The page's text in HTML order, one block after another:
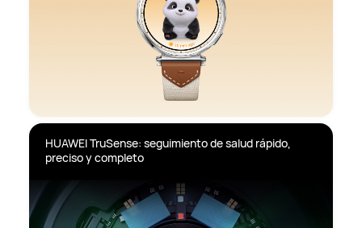
HUAWEI TruSense: seguimiento de salud rápido,
preciso y completo